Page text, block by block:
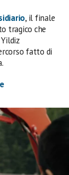
, il finale
tragico che
fatto di